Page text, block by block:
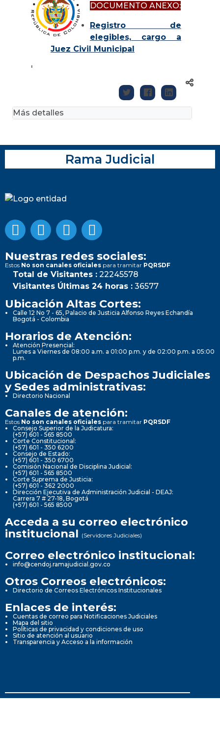
DOCUMENTO ANEXO:
Registro de
elegibles, cargo a
Juez Civil Municipal
'
Más detalles
Rama Judicial
Nuestras redes sociales:
Estos No son canales oficiales para tramitar PQRSDF
Total de Visitantes : 22245578
Visitantes Últimas 24 horas : 36577
Ubicación Altas Cortes:
Calle 12 No 7 - 65, Palacio de Justicia Alfonso Reyes Echandía
Bogotá - Colombia
Horarios de Atención:
Atención Presencial:
Lunes a Viernes de 08:00 a.m. a 01:00 p.m. y de 02:00 p.m. a 05:00
p.m.
Ubicación de Despachos Judiciales
y Sedes administrativas:
Directorio Nacional
Canales de atención:
Estos No son canales oficiales para tramitar PQRSDF
Consejo Superior de la Judicatura:
(+57) 601 - 565 8500
Corte Constitucional:
(+57) 601 - 350 6200
Consejo de Estado:
(+57) 601 - 350 6700
Comisión Nacional de Disciplina Judicial:
(+57) 601 - 565 8500
Corte Suprema de Justicia:
(+57) 601 - 362 2000
Dirección Ejecutiva de Administración Judicial - DEAJ:
Carrera 7 # 27-18, Bogotá
(+57) 601 - 565 8500
Acceda a su correo electrónico
institucional (Servidores Judiciales)
Correo electrónico institucional:
info@cendoj.ramajudicial.gov.co
Otros Correos electrónicos:
Directorio de Correos Electrónicos Institucionales
Enlaces de interés:
Cuentas de correo para Notificaciones Judiciales
Mapa del sitio
Políticas de privacidad y condiciones de uso
Sitio de atención al usuario
Transparencia y Acceso a la información